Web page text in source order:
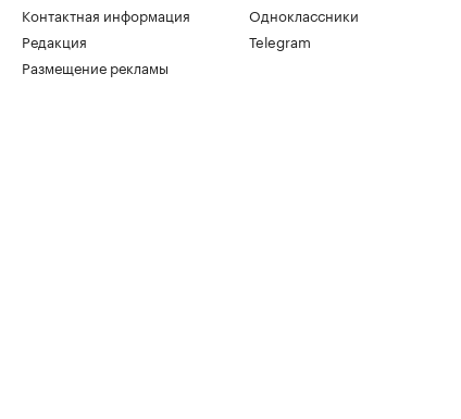
Контактная информация
Редакция
Размещение рекламы
Одноклассники
Telegram